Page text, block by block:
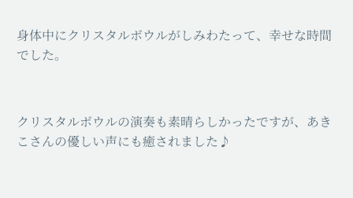
身体中にクリスタルボウルがしみわたって、幸せな時間
でした。
クリスタルボウルの演奏も素晴らしかったですが、あき
こさんの優しい声にも癒されました♪